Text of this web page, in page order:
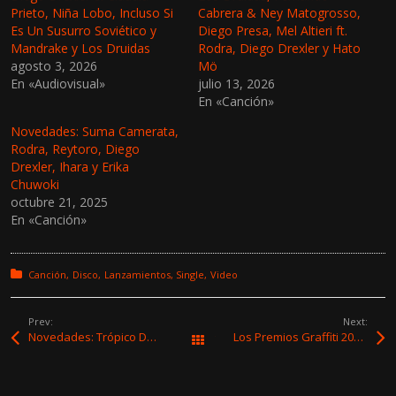
c
o
m
p
a
r
i
T
w
i
t
t
e
r
(
S
r
e
e
u
n
a
c
o
m
a
r
i
F
a
c
e
b
o
(
b
r
e
n
Prieto, Niña Lobo, Incluso Si
Es Un Susurro Soviético y
Mandrake y Los Druidas
agosto 3, 2026
En «Audiovisual»
Cabrera & Ney Matogrosso,
Diego Presa, Mel Altieri ft.
Rodra, Diego Drexler y Hato
Mö
julio 13, 2026
En «Canción»
Novedades: Suma Camerata,
Rodra, Reytoro, Diego
Drexler, Ihara y Erika
Chuwoki
octubre 21, 2025
En «Canción»
Posted in:
Canción Disco Lanzamientos Single Video
Prev:
Novedades: Trópico Duclós, Jesús Negro y Los Putos, Caio Martínez & Calvin Rodríguez y El Asilo de la Bestia Todas las entradas
Next:
Los Premios Graffiti 2025 ya tiene sus primeros ganadores